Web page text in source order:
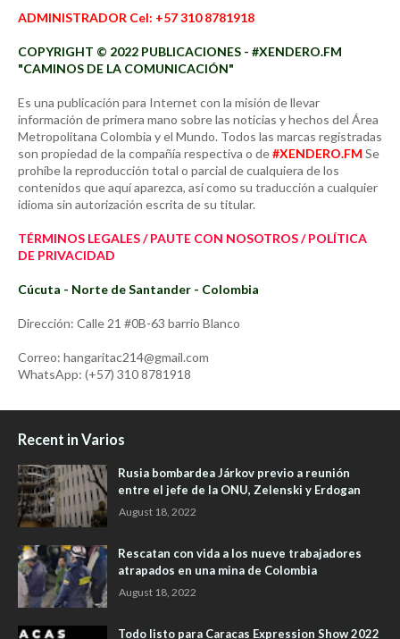
ADMINISTRADOR Cel: +57 310 8781918
COPYRIGHT © 2022 PUBLICACIONES - #XENDERO.FM
"CAMINOS DE LA COMUNICACIÓN"
Es una publicación para Internet con la misión de llevar
información de primera mano sobre las noticias y hechos del Área
Metropolitana Colombia y el Mundo. Todos las marcas registradas
son propiedad de la compañía respectiva o de#XENDERO.FM Se
prohíbe la reproducción total o parcial de cualquiera de los
contenidos que aquí aparezca, así como su traducción a cualquier
idioma sin autorización escrita de su titular.
TÉRMINOS LEGALES / PAUTE CON NOSOTROS / POLÍTICA
DE PRIVACIDAD
Cúcuta - Norte de Santander - Colombia
Dirección: Calle 21 #0B-63 barrio Blanco
Correo: hangaritac214@gmail.com
WhatsApp: (+57) 310 8781918
Recent in Varios
Rusia bombardea Járkov previo a reunión
entre el jefe de la ONU, Zelenski y Erdogan
August 18, 2022
Rescatan con vida a los nueve trabajadores
atrapados en una mina de Colombia
August 18, 2022
Todo listo para Caracas Expression Show 2022